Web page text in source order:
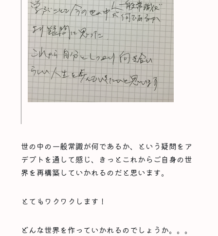
世の中の一般常識が何であるか、という疑問をア
デプトを通して感じ、きっとこれからご自身の世
界を再構築していかれるのだと思います。
とてもワクワクします！
どんな世界を作っていかれるのでしょうか。。。